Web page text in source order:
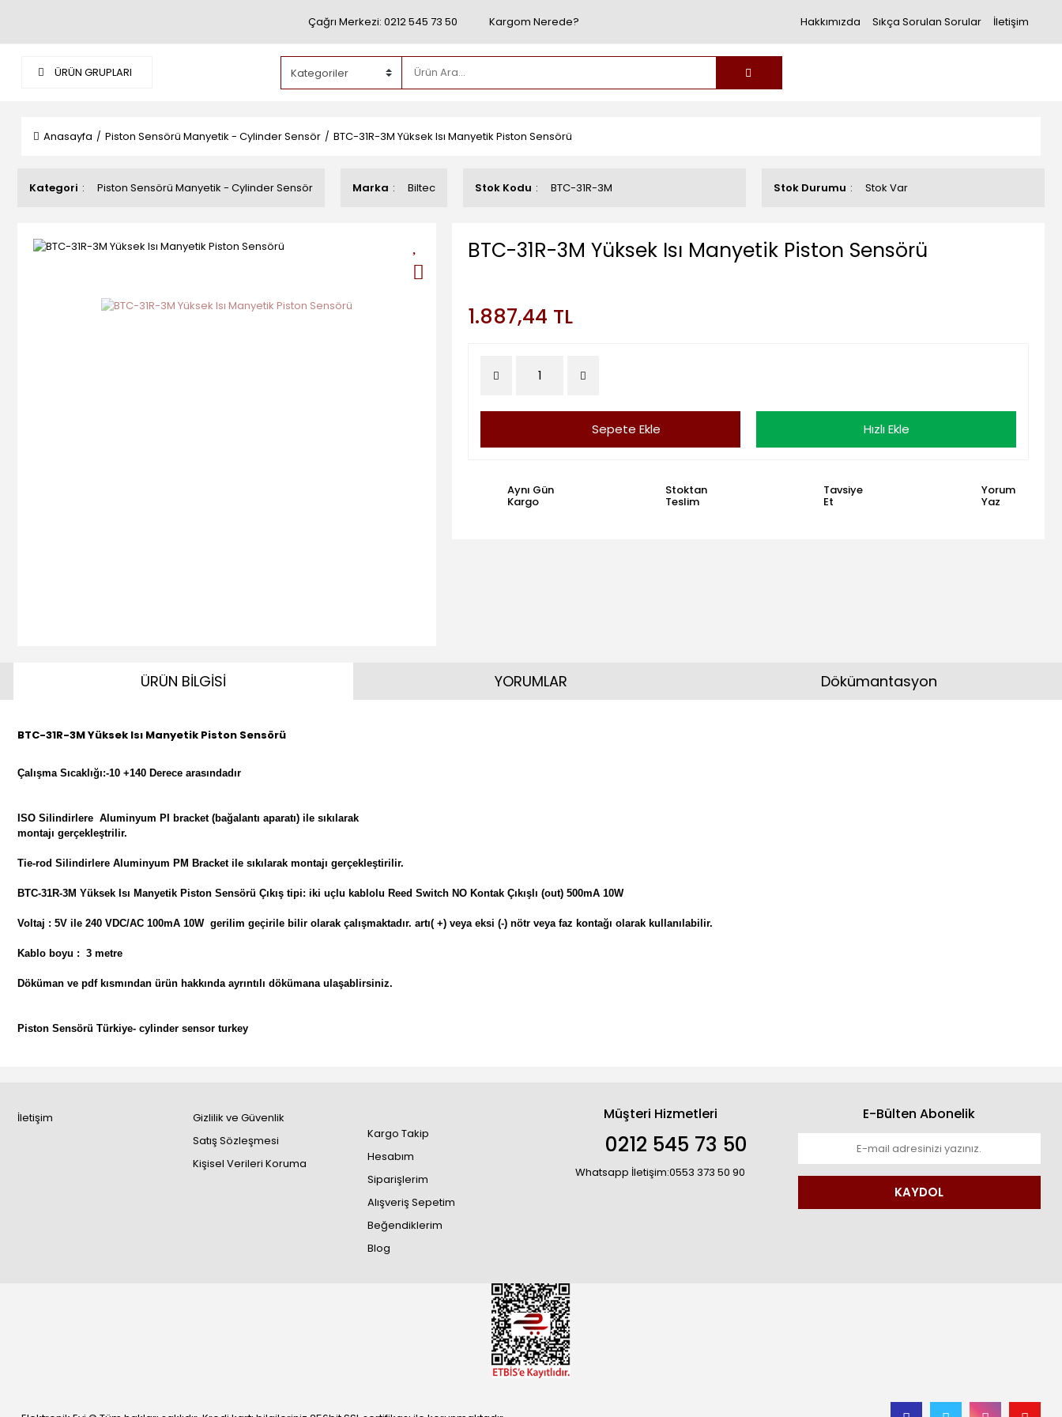
Çağrı Merkezi: 0212 545 73 50 Kargom Nerede? Hakkımızda Sıkça Sorulan Sorular İletişim
ÜRÜN GRUPLARI
Anasayfa Piston Sensörü Manyetik - Cylinder Sensör BTC-31R-3M Yüksek Isı Manyetik Piston Sensörü
Kategori Piston Sensörü Manyetik - Cylinder Sensör Marka Biltec Stok Kodu BTC-31R-3M Stok Durumu Stok Var
BTC-31R-3M Yüksek Isı Manyetik Piston Sensörü
1.887,44 TL
Sepete Ekle Hızlı Ekle
Aynı Gün
Kargo
Stoktan
Teslim
Tavsiye
Et
Yorum
Yaz
ÜRÜN BİLGİSİ
BTC-31R-3M Yüksek Isı Manyetik Piston Sensörü
Çalışma Sıcaklığı:-10 +140 Derece arasındadır
ISO Silindirlere Aluminyum PI bracket (bağalantı aparatı) ile sıkılarak
montajı gerçekleştrilir.
Tie-rod Silindirlere Aluminyum PM Bracket ile sıkılarak montajı gerçekleştirilir.
BTC-31R-3M Yüksek Isı Manyetik Piston Sensörü Çıkış tipi: iki uçlu kablolu Reed Switch NO Kontak Çıkışlı (out) 500mA 10W
Voltaj : 5V ile 240 VDC/AC 100mA 10W gerilim geçirile bilir olarak çalışmaktadır. artı( +) veya eksi (-) nötr veya faz kontağı olarak kullanılabilir.
Kablo boyu : 3 metre
Döküman ve pdf kısmından ürün hakkında ayrıntılı dökümana ulaşablirsiniz.
Piston Sensörü Türkiye- cylinder sensor turkey
YORUMLAR Dökümantasyon
İletişim
Gizlilik ve Güvenlik
Satış Sözleşmesi
Kişisel Verileri Koruma
Kargo Takip
Hesabım
Siparişlerim
Alışveriş Sepetim
Beğendiklerim
Blog
Müşteri Hizmetleri
0212 545 73 50
Whatsapp İletişim:0553 373 50 90
E-Bülten Abonelik
KAYDOL